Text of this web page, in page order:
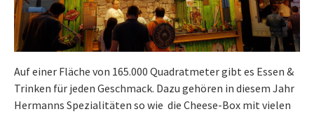
Auf einer Fläche von 165.000 Quadratmeter gibt es Essen &
Trinken für jeden Geschmack. Dazu gehören in diesem Jahr
Hermanns Spezialitäten so wie die Cheese-Box mit vielen